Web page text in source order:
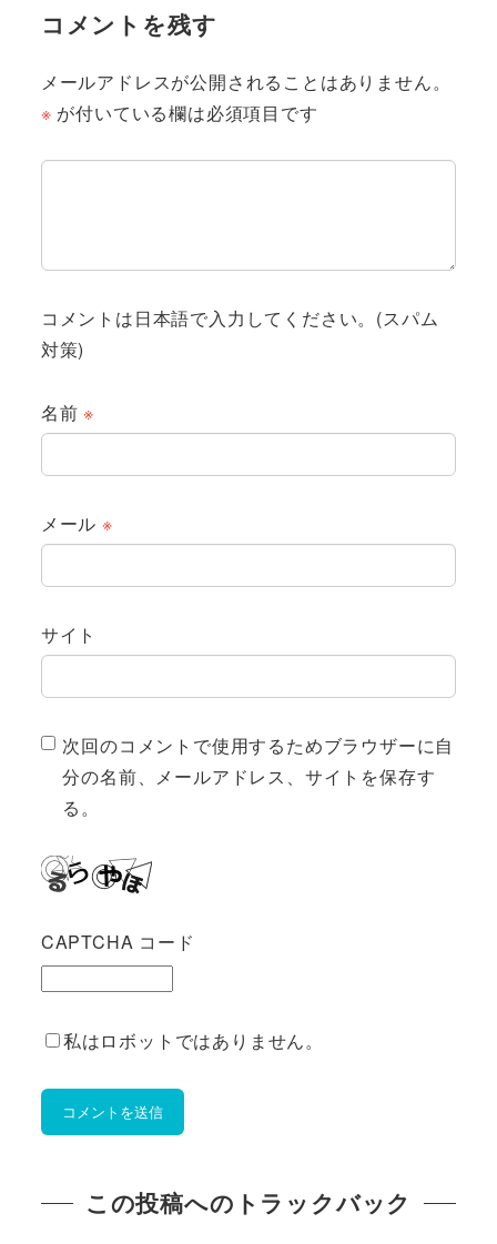
コメントを残す
メールアドレスが公開されることはありません。
※ が付いている欄は必須項目です
コメントは日本語で入力してください。(スパム
対策)
名前※
メール ※
サイト
次回のコメントで使用するためブラウザーに自
分の名前、メールアドレス、サイトを保存す
る。
CAPTCHA コード
私はロボットではありません。
この投稿へのトラックバック